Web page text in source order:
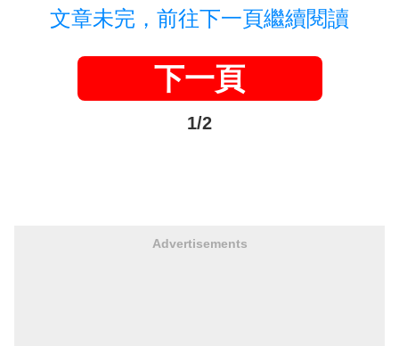
文章未完，前往下一頁繼續閱讀
下一頁
1/2
Advertisements